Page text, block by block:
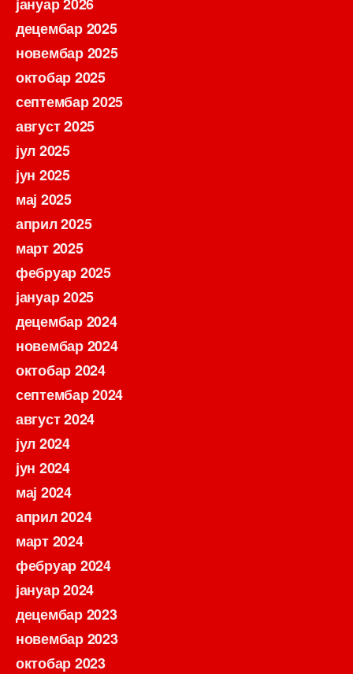
децембар 2025
новембар 2025
октобар 2025
септембар 2025
август 2025
јул 2025
јун 2025
мај 2025
април 2025
март 2025
фебруар 2025
јануар 2025
децембар 2024
новембар 2024
октобар 2024
септембар 2024
август 2024
јул 2024
јун 2024
мај 2024
април 2024
март 2024
фебруар 2024
јануар 2024
децембар 2023
новембар 2023
октобар 2023